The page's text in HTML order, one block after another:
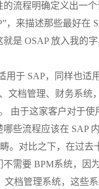
流程明确定义出一个
，来描述那些最好在
是 OSAP 放入我的字
用于 SAP，同样也适
文档管理、财务系统
由于这家客户对于使
些流程应该在 SAP
。对比之下，在过去
不需要 BPM系统，因
文档管理系统，这些